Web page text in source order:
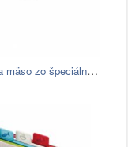
Sekáčik na mäso zo špeciálne kovanej…